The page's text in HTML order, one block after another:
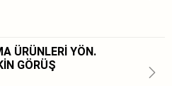
ÜRÜNLERİ YÖN.
GÖRÜŞ